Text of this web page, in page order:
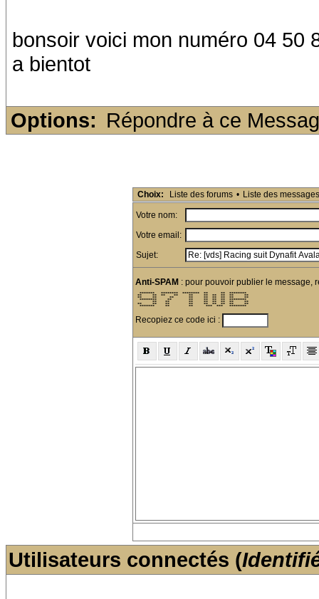
bonsoir voici mon numéro 04 50
a bientot
Options: Répondre à ce
Choix: Liste des forums • Liste des messages
Votre nom:
Votre email:
Sujet:
Anti-SPAM : pour pouvoir publier le message,
  *******   ********  ********  **      **  ********
**     **  **    **     **     **  **  **  **     **
**     **      **       **     **  **  **  **     **
  ********     **        **     **  **  **  ********
        **    **         **     **  **  **  **     **
**     **    **         **     **  **  **  **     **
  *******     **         **      ***  ***   ********
Recopiez ce code ici :
Utilisateurs connectés (